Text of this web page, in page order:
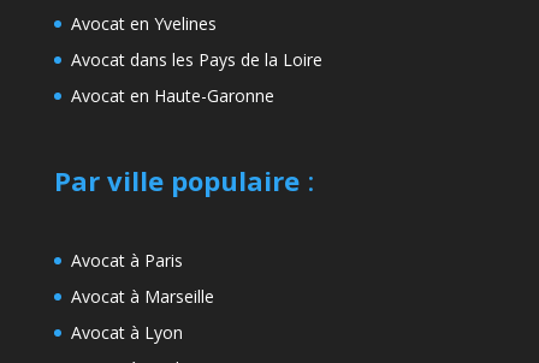
Avocat en Yvelines
Avocat dans les Pays de la Loire
Avocat en Haute-Garonne
Par ville populaire:
Avocat à Paris
Avocat à Marseille
Avocat à Lyon